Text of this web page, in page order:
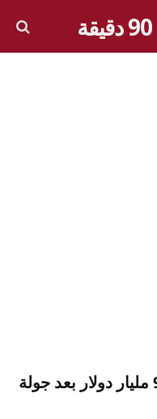
ارتفاع قيمة أنثروبيك إلى 965 مليار دولار بعد جولة